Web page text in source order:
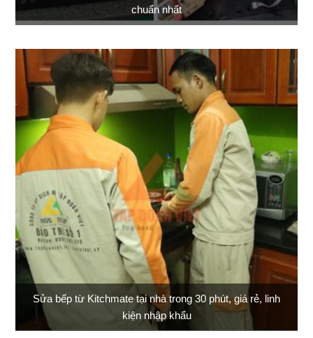
chuẩn nhất
Sửa bếp từ Kitchmate tại nhà trong 30 phút, giá rẻ, linh
kiện nhập khẩu